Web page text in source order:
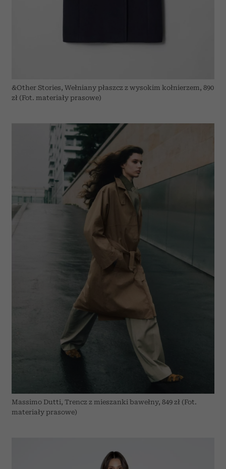
&Other Stories, Wełniany płaszcz z wysokim kołnierzem, 890
zł (Fot. materiały prasowe)
Massimo Dutti, Trencz z mieszanki bawełny, 849 zł (Fot.
materiały prasowe)